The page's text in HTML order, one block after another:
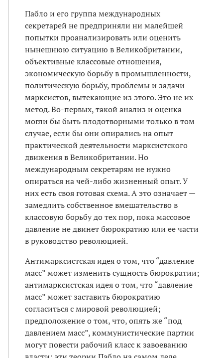
Пабло и его группа международных
секретарей не предприняли ни малейшей
попытки проанализировать или оценить
нынешнюю ситуацию в Великобритании,
объективные классовые отношения,
экономическую борьбу в промышленности,
политическую борьбу, проблемы и задачи
марксистов, вытекающие из этого. Это не их
метод. Во-первых, такой анализ и оценка
могли бы быть плодотворными только в том
случае, если бы они опирались на опыт
практической деятельности марксистского
движения в Великобритании. Но
международным секретарям не нужно
опираться на чей-либо жизненный опыт. У
них есть своя готовая схема. А это означает —
замедлить собственное вмешательство в
классовую борьбу до тех пор, пока массовое
давление не двинет бюрократию или ее части
в руководство революцией.
Антимарксистская идея о том, что “давление
масс” может изменить сущность бюрократии;
антимарксистская идея о том, что “давление
масс” может заставить бюрократию
согласиться с мировой революцией;
предположение о том, что, опять же “под
давлением масс”, коммунистические партии
могут повести рабочий класс к завоеванию